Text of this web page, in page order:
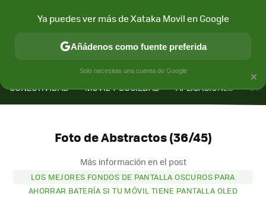
CONECTIVIDAD MÓVIL Y SOCIEDAD APLICACIONES
Foto de Abstractos (36/45)
Más información en el post
LOS MEJORES FONDOS DE PANTALLA OSCUROS PARA
AHORRAR BATERÍA SI TU MÓVIL TIENE PANTALLA OLED
×
Ya puedes ver más de Xataka Movil en Google
Añádenos como fuente preferida
Solo necesitas una cuenta de Google